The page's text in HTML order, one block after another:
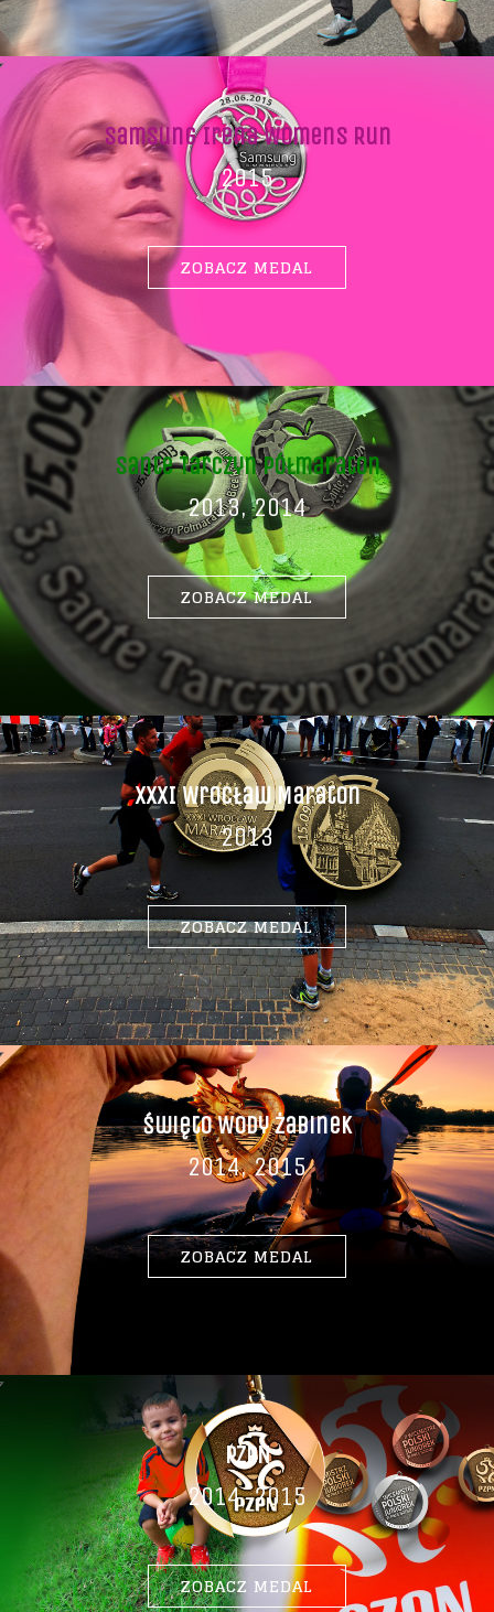
Samsung Irena Womens Run
2015
ZOBACZ MEDAL
Sante Tarczyn Półmaraton
2013, 2014
ZOBACZ MEDAL
XXXI Wrocław Maraton
2013
ZOBACZ MEDAL
Święto Wody Żabinek
2014, 2015
ZOBACZ MEDAL
PZPN
2014, 2015
ZOBACZ MEDAL